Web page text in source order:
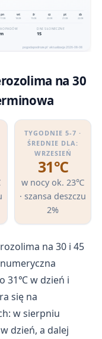
na 30
TYGODNIE 5-7 ·
ŚREDNIE DLA:
WRZESIEŃ
31℃
w nocy ok. 23℃
· szansa deszczu
2%
na 30 i 45
31℃ w dzień i
się na
w sierpniu
dzień, a dalej